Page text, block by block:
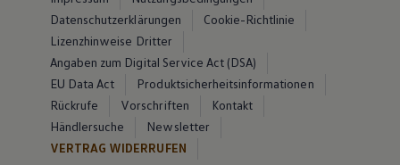
Datenschutzerklärungen
Cookie-Richtlinie
Lizenzhinweise Dritter
Angaben zum Digital Service Act (DSA)
EU Data Act
Produktsicherheitsinformationen
Rückrufe
Vorschriften
Kontakt
Händlersuche
Newsletter
VERTRAG WIDERRUFEN